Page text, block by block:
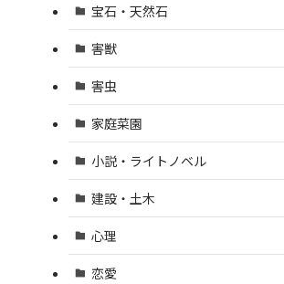
宝石・天然石
害獣
害虫
家庭菜園
小説・ライトノベル
建設・土木
心理
恋愛